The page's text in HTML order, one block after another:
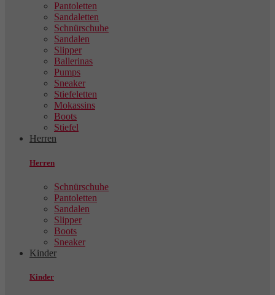
Pantoletten
Sandaletten
Schnürschuhe
Sandalen
Slipper
Ballerinas
Pumps
Sneaker
Stiefeletten
Mokassins
Boots
Stiefel
Herren
Herren
Schnürschuhe
Pantoletten
Sandalen
Slipper
Boots
Sneaker
Kinder
Kinder